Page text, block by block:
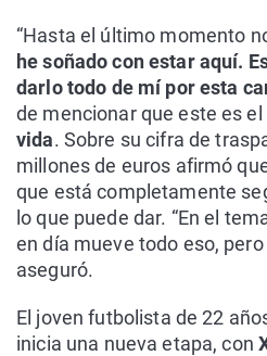
“Hasta el último momento
he soñado con estar aquí.
darlo todo de mí por esta
de mencionar que este es el
vida. Sobre su cifra de
millones de euros afirmó
que está completamente
lo que puede dar. “En el
en día mueve todo eso,
aseguró.
El joven futbolista de 22
inicia una nueva etapa, con